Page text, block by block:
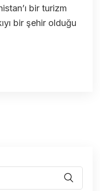
bir turizm
bir şehir olduğu